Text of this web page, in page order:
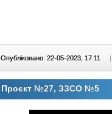
Опубліковано: 22-05-2023, 17:11 |
Проєкт №27, ЗЗСО №5